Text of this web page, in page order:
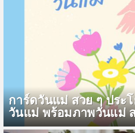
การ์ดวันแม่ สวย ๆ ประ
วันแม่ พร้อมภาพวันแม่